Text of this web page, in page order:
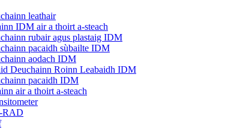
leathair
IDM air a thoirt a-steach
rubair agus plastaig IDM
pacaidh sùbailte IDM
aodach IDM
Deuchainn Roinn Leabaidh IDM
pacaidh IDM
air a thoirt a-steach
RAD